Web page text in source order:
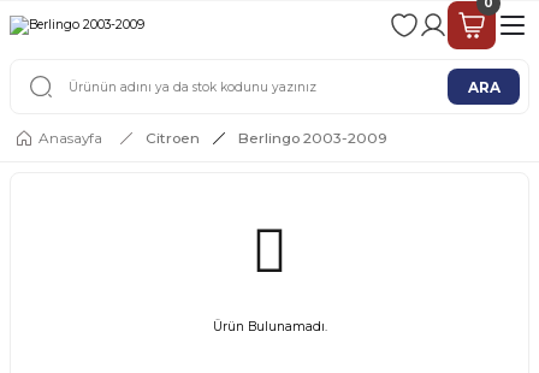
2 - 4 İŞ GÜNÜ İÇERİSİNDE KARGO
ARA
Anasayfa Citroen Berlingo 2003-2009
Ürün Bulunamadı.